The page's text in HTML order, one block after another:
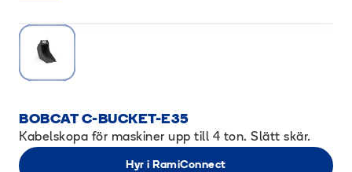
BOBCAT C-BUCKET-E35
Kabelskopa för maskiner upp till 4 ton. Slätt skär.
Hyr i RamiConnect